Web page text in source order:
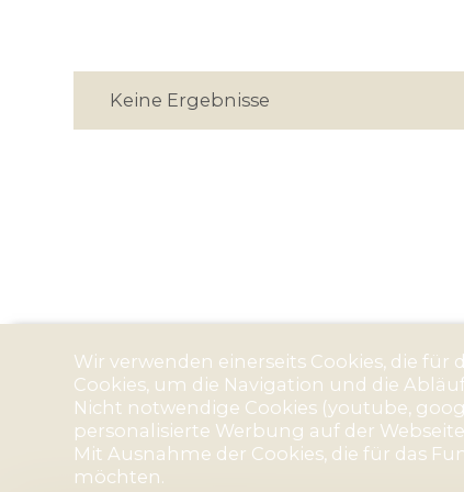
Keine Ergebnisse
Wir verwenden einerseits Cookies, die
Cookies, um die Navigation und die
Nicht notwendige Cookies (youtube,
personalisierte Werbung auf der
Mit Ausnahme der Cookies, die für das
möchten.